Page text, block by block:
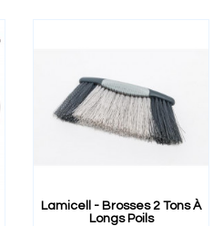
Lamicell - Brosses 2 Tons À
Longs Poils